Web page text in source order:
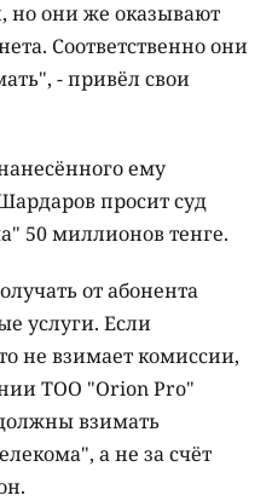
но они же оказывают
Соответственно они
- привёл свои
ему
просит суд
50 миллионов тенге.
от абонента
услуги. Если
не взимает комиссии,
ТОО "Orion Pro"
взимать
а не за счёт